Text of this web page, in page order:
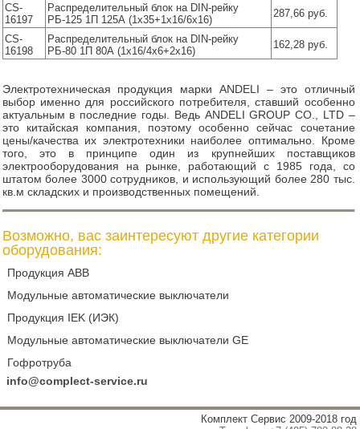
CS-
16197
Распределительный блок на DIN-рейку
РБ-125 1П 125А (1х35+1x16/6x16)
287,66 руб.
CS-
16198
Распределительный блок на DIN-рейку
РБ-80 1П 80А (1х16/4х6+2x16)
162,28 руб.
Электротехническая продукция марки ANDELI – это отличный
выбор именно для российского потребителя, ставший особенно
актуальным в последние годы. Ведь ANDELI GROUP CO., LTD –
это китайская компания, поэтому особенно сейчас сочетание
цены/качества их электротехники наиболее оптимально. Кроме
того, это в принципе один из крупнейших поставщиков
электрооборудования на рынке, работающий с 1985 года, со
штатом более 3000 сотрудников, и использующий более 280 тыс.
кв.м складских и производственных помещений.
Возможно, вас заинтересуют другие категории
оборудования:
Продукция ABB
Модульные автоматические выключатели
Продукция IEK (ИЭК)
Модульные автоматические выключатели GE
Гофротруба
info@complect-service.ru
Комплект Сервис 2009-2018 год